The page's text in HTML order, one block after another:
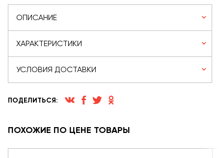
ОПИСАНИЕ
ХАРАКТЕРИСТИКИ
УСЛОВИЯ ДОСТАВКИ
ПОДЕЛИТЬСЯ:
ПОХОЖИЕ ПО ЦЕНЕ ТОВАРЫ